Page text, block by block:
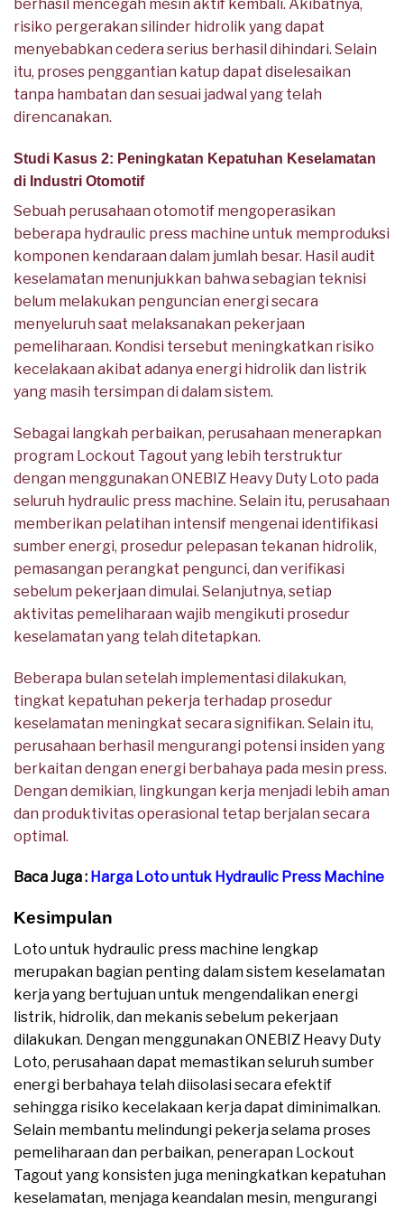
berhasil mencegah mesin aktif kembali. Akibatnya,
risiko pergerakan silinder hidrolik yang dapat
menyebabkan cedera serius berhasil dihindari. Selain
itu, proses penggantian katup dapat diselesaikan
tanpa hambatan dan sesuai jadwal yang telah
direncanakan.
Studi Kasus 2: Peningkatan Kepatuhan Keselamatan
di Industri Otomotif
Sebuah perusahaan otomotif mengoperasikan
beberapa hydraulic press machine untuk memproduksi
komponen kendaraan dalam jumlah besar. Hasil audit
keselamatan menunjukkan bahwa sebagian teknisi
belum melakukan penguncian energi secara
menyeluruh saat melaksanakan pekerjaan
pemeliharaan. Kondisi tersebut meningkatkan risiko
kecelakaan akibat adanya energi hidrolik dan listrik
yang masih tersimpan di dalam sistem.
Sebagai langkah perbaikan, perusahaan menerapkan
program Lockout Tagout yang lebih terstruktur
dengan menggunakan ONEBIZ Heavy Duty Loto pada
seluruh hydraulic press machine. Selain itu, perusahaan
memberikan pelatihan intensif mengenai identifikasi
sumber energi, prosedur pelepasan tekanan hidrolik,
pemasangan perangkat pengunci, dan verifikasi
sebelum pekerjaan dimulai. Selanjutnya, setiap
aktivitas pemeliharaan wajib mengikuti prosedur
keselamatan yang telah ditetapkan.
Beberapa bulan setelah implementasi dilakukan,
tingkat kepatuhan pekerja terhadap prosedur
keselamatan meningkat secara signifikan. Selain itu,
perusahaan berhasil mengurangi potensi insiden yang
berkaitan dengan energi berbahaya pada mesin press.
Dengan demikian, lingkungan kerja menjadi lebih aman
dan produktivitas operasional tetap berjalan secara
optimal.
Baca Juga : Harga Loto untuk Hydraulic Press Machine
Kesimpulan
Loto untuk hydraulic press machine lengkap
merupakan bagian penting dalam sistem keselamatan
kerja yang bertujuan untuk mengendalikan energi
listrik, hidrolik, dan mekanis sebelum pekerjaan
dilakukan. Dengan menggunakan ONEBIZ Heavy Duty
Loto, perusahaan dapat memastikan seluruh sumber
energi berbahaya telah diisolasi secara efektif
sehingga risiko kecelakaan kerja dapat diminimalkan.
Selain membantu melindungi pekerja selama proses
pemeliharaan dan perbaikan, penerapan Lockout
Tagout yang konsisten juga meningkatkan kepatuhan
keselamatan, menjaga keandalan mesin, mengurangi